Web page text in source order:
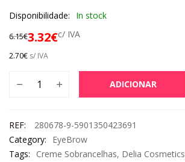
Disponibilidade: In stock
6.15€3.32€c/ IVA
2.70€ s/ IVA
ADICIONAR
REF:
280678-9-5901350423691
Category:
EyeBrow
Tags:
Creme Sobrancelhas, Delia Cosmetics